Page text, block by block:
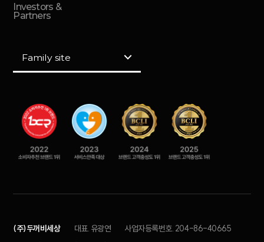
Investors &
Partners
Family site
(주)두꺼비세상 대표. 유광연
사업자등록번호. 204-86-40665